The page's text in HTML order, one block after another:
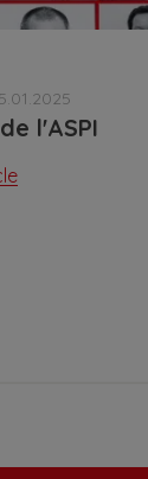
l'ASPI